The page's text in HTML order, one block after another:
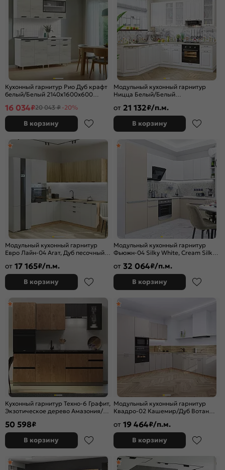
Кухонный гарнитур Рио Дуб крафт
белый/Белый 2140x1600x600
16 034₽20 043 ₽ -20%
В корзину
Модульный кухонный гарнитур
Ницца Белый/Белый
от 21 132₽/п.м.
В корзину
Модульный кухонный гарнитур
Евро Лайн-04 Агат, Дуб песочный/
от 17 165₽/п.м.
В корзину
Модульный кухонный гарнитур
Фьюжн-04 Silky White, Cream Silk/
от 32 064₽/п.м.
В корзину
Кухонный гарнитур Техно-6 Графит,
Экзотическое дерево Амазония/
(Кастилло темный)
50 598₽
В корзину
Модульный кухонный гарнитур
Квадро-02 Кашемир/Дуб Вотан
от 19 464₽/п.м.
В корзину